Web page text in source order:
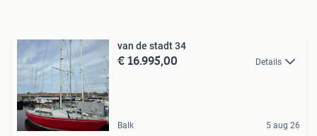
van de stadt 34
€ 16.995,00 Details
Balk 5 aug 26